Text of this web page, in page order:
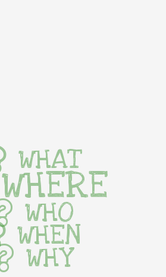
WHAT
WHERE
WHO
WHEN
WHY